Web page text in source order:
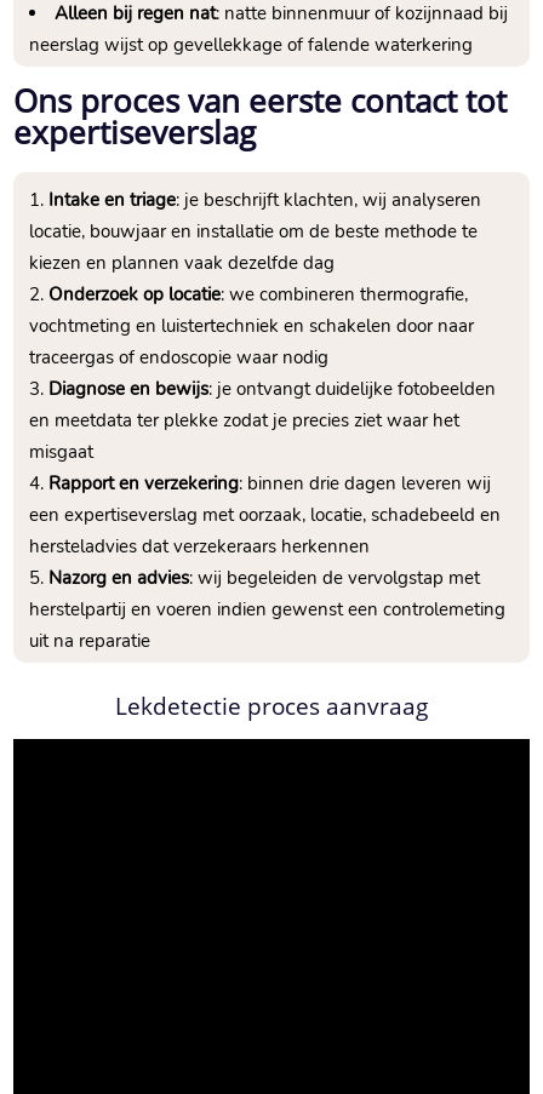
Alleen bij regen nat: natte binnenmuur of kozijnnaad bij
neerslag wijst op gevellekkage of falende waterkering
Ons proces van eerste contact tot
expertiseverslag
Intake en triage: je beschrijft klachten, wij analyseren
locatie, bouwjaar en installatie om de beste methode te
kiezen en plannen vaak dezelfde dag
Onderzoek op locatie: we combineren thermografie,
vochtmeting en luistertechniek en schakelen door naar
traceergas of endoscopie waar nodig
Diagnose en bewijs: je ontvangt duidelijke fotobeelden
en meetdata ter plekke zodat je precies ziet waar het
misgaat
Rapport en verzekering: binnen drie dagen leveren wij
een expertiseverslag met oorzaak, locatie, schadebeeld en
hersteladvies dat verzekeraars herkennen
Nazorg en advies: wij begeleiden de vervolgstap met
herstelpartij en voeren indien gewenst een controlemeting
uit na reparatie
Lekdetectie proces aanvraag